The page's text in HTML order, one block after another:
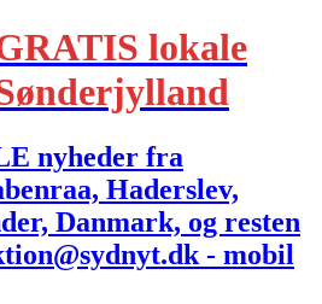
lokale
nyheder fra
Haderslev,
Danmark, og resten
- mobil